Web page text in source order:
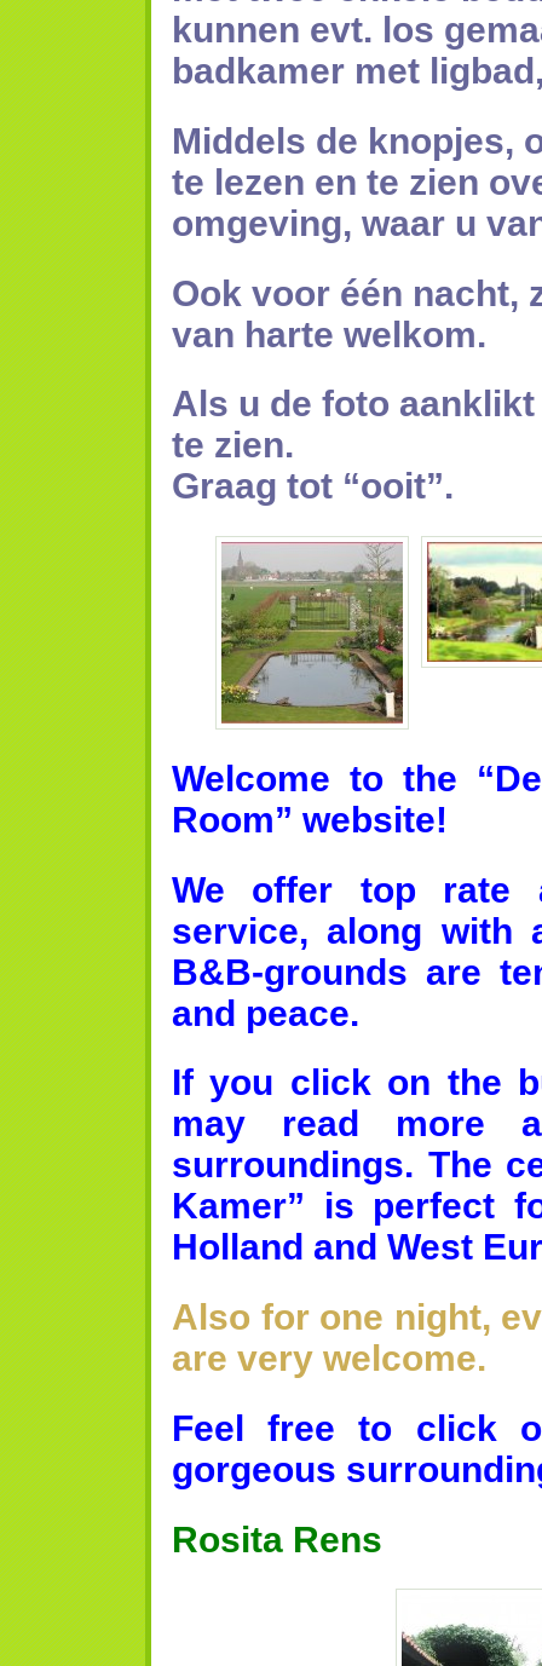
kunnen evt. los
badkamer met
Middels de knopjes,
te lezen en te zien
omgeving, waar u
Ook voor één nacht,
van harte welkom.
Als u de foto
te zien.
Graag tot “ooit”.
Welcome to the
Room” website!
We offer top rate
service, along with
B&B-grounds are
and peace.
If you click on the
may read more
surroundings. The
Kamer” is perfect
Holland and West
Also for one night,
are very welcome.
Feel free to click
gorgeous
Rosita Rens